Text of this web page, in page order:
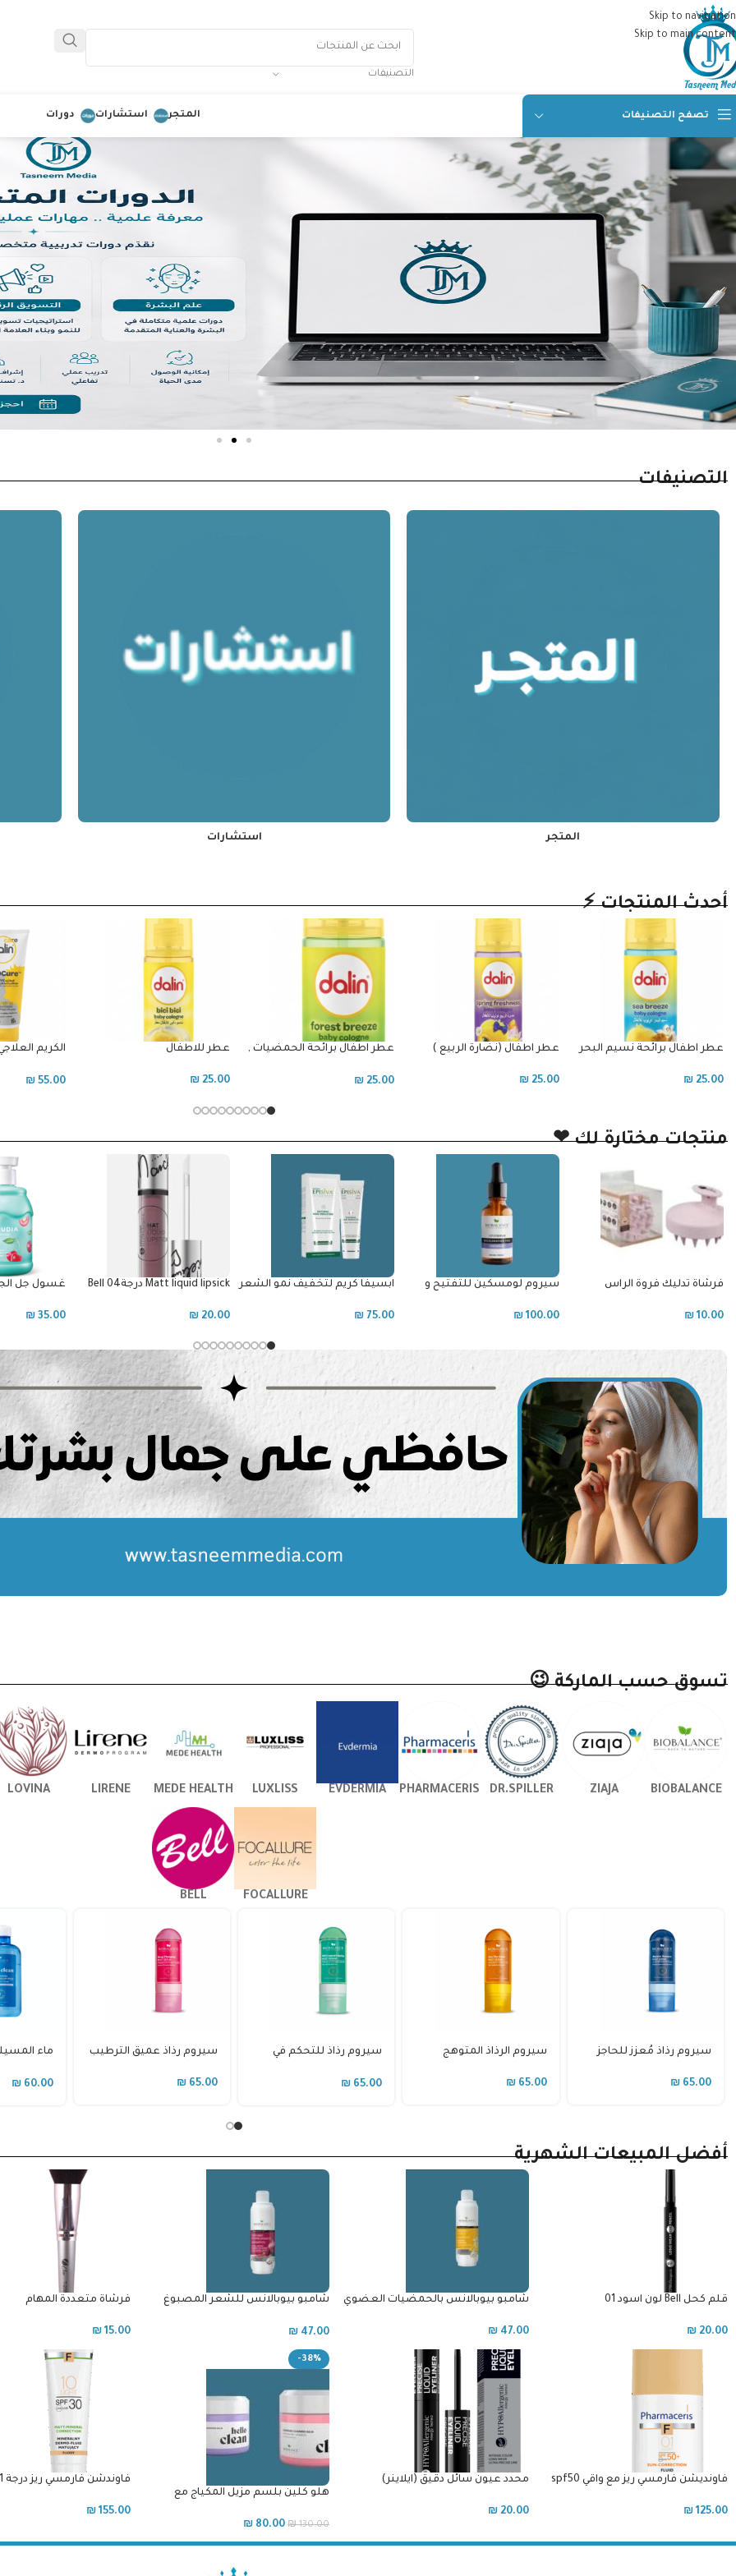
Skip to navigation
Skip to main content
التصنيفات
تصفح التصنيفات المتجر استشارات دورات
التصنيفات
المتجر استشارات
أحدث المنتجات ⚡
عطر اطفال (نضارة الربيع )
₪ 25.00
عطر اطفال برائحة الحمضيات ,
₪25.00
عطر للاطفال
₪ 25.00
الكريم العلاجي لجسم الاطفال
₪ 55.00
زيت الأطفال
₪ 15.00
منتجات مختارة لك ❤
سيروم لومسكين للتفتيح و
₪100.00
ابسيفا كريم لتخفيف نمو الشعر
₪75.00
Matt liquid lipsick درجة04 Bell
₪20.00
غسول جل الجسم بالكرز
₪ 35.00
غسول تفتيح
₪50.00
تسوق حسب الماركة 😉
BIOBALANCE
ZIAJA
DR.SPILLER
PHARMACERIS
EVDERMIA
LUXLISS
MEDE HEALTH
LIRENE
LOVINA
FOCALLURE
BELL
ماء المسيلر للبشرة
60.00
مزيل عرق بيوبالانس دراي
47.00
مزيل عرق بيوبالانس مع
47.00
مزيل عرق بيوبالانس
47.00
أفضل المبيعات الشهرية
قلم كحل Bell لون اسود 01
₪ 20.00
شامبو بيوبالانس بالحمضيات العضوي
₪47.00
شامبو بيوبالانس للشعر المصبوغ
₪ 47.00
فرشاة متعددة المهام
₪15.00
فاونديشن فارمسي ريز مع واقي spf50
المختلطة و العادية و الجافة
₪ 125.00
محدد عيون سائل دقيق (ايلاينر)
₪20.00
-38%
هلو كلين بلسم مزيل المكياج مع
بلسم مزيل مكياج مع حمض
الهايلورونيك – عدد2
₪130.00
₪ 80.00
المعرضة للحب
₪155.00